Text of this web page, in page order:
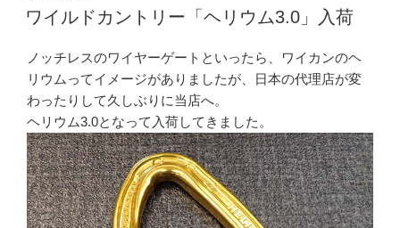
稿
日:
ワイルドカントリー「ヘリウム3.0」入荷
ノッチレスのワイヤーゲートといったら、ワイカンのヘ
リウムってイメージがありましたが、日本の代理店が変
わったりして久しぶりに当店へ。
ヘリウム3.0となって入荷してきました。